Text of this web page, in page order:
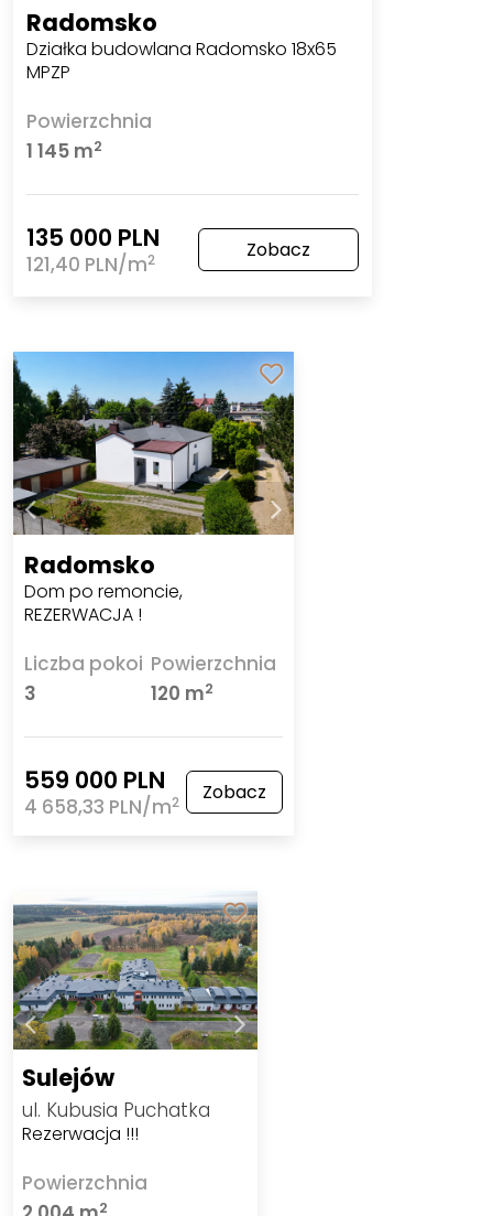
Radomsko
Działka budowlana Radomsko 18x65
MPZP
Powierzchnia
1 145 m2
135 000 PLN
121,40 PLN/m2 Zobacz
Radomsko
Dom po remoncie,
REZERWACJA !
Liczba pokoi
3
Powierzchnia
120 m2
559 000 PLN
4 658,33 PLN/m2 Zobacz
Sulejów
ul. Kubusia Puchatka
Rezerwacja !!!
Powierzchnia
2